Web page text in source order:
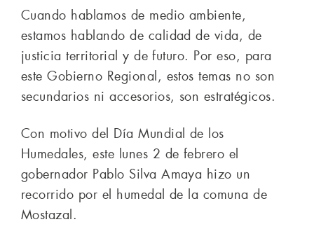
Cuando hablamos de medio ambiente,
estamos hablando de calidad de vida, de
justicia territorial y de futuro. Por eso, para
este Gobierno Regional, estos temas no son
secundarios ni accesorios, son estratégicos.
Con motivo del Día Mundial de los
Humedales, este lunes 2 de febrero el
gobernador Pablo Silva Amaya hizo un
recorrido por el humedal de la comuna de
Mostazal.